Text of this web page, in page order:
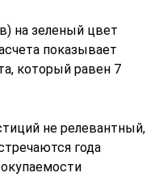
на зеленый цвет
показывает
который равен 7
не релевантный,
года